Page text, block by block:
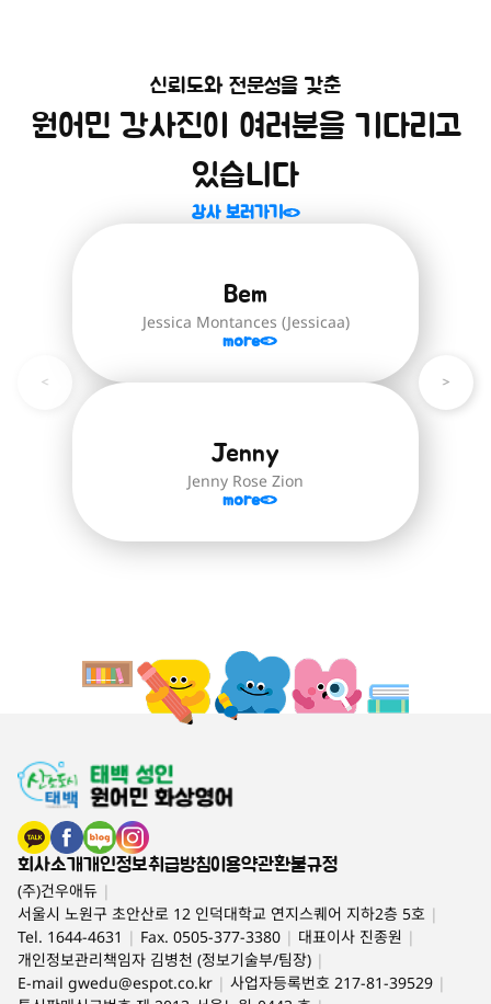
미취학 아동을 위한 영어 첫걸음!
알파벳부터 파닉스까지, 미취학 아동을 위
한 기초 영어 과정입니다.
신뢰도와 전문성을 갖춘
원어민 강사진이 여러분을 기다리고
있습니다
강사 보러가기
Bem
Jessica Montances (Jessicaa)
more
Jenny
Jenny Rose Zion
more
회사소개개인정보취급방침이용약관환불규정
(주)건우애듀 |
서울시 노원구 초안산로 12 인덕대학교 연지스퀘어 지하2층 5호 |
Tel. 1644-4631 | Fax. 0505-377-3380 | 대표이사 진종원 |
개인정보관리책임자 김병천 (정보기술부/팀장) |
E-mail gwedu@espot.co.kr | 사업자등록번호 217-81-39529 |